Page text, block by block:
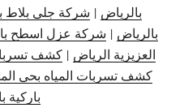
بالرياض | شركة جلي بلاط
بالرياض | شركة عزل اسطح
العزيزية الرياض |كشف
كشف تسربات المياه بحي
باركية